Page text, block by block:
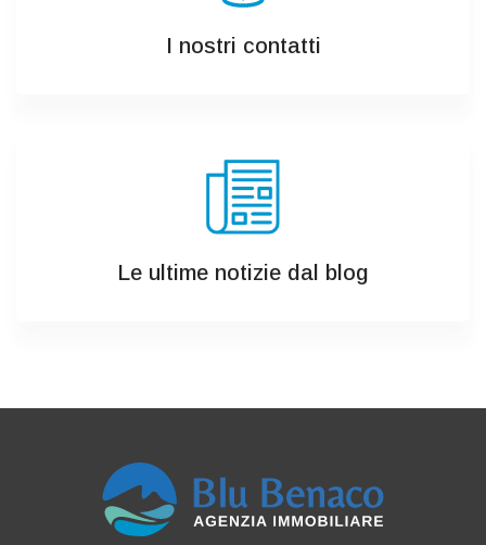
I nostri contatti
Le ultime notizie dal blog